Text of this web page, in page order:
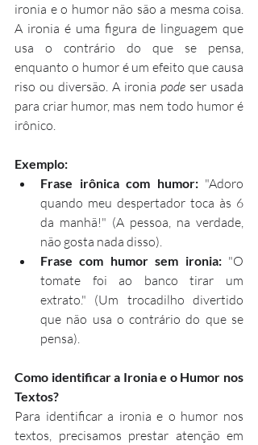
ironia e o humor não são a mesma coisa.
A ironia é uma figura de linguagem que
usa o contrário do que se pensa,
enquanto o humor é um efeito que causa
riso ou diversão. A ironia pode ser usada
para criar humor, mas nem todo humor é
irônico.
Exemplo:
Frase irônica com humor: "Adoro
quando meu despertador toca às 6
da manhã!" (A pessoa, na verdade,
não gosta nada disso).
Frase com humor sem ironia: "O
tomate foi ao banco tirar um
extrato." (Um trocadilho divertido
que não usa o contrário do que se
pensa).
Como identificar a Ironia e o Humor nos
Textos?
Para identificar a ironia e o humor nos
textos, precisamos prestar atenção em